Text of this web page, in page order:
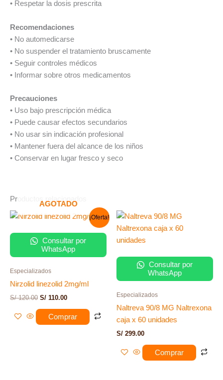
• Respetar la dosis prescrita
Recomendaciones
• No automedicarse
• No suspender el tratamiento bruscamente
• Seguir controles médicos
• Informar sobre otros medicamentos
Precauciones
• Uso bajo prescripción médica
• Puede causar efectos secundarios
• No usar sin indicación profesional
• Mantener fuera del alcance de los niños
• Conservar en lugar fresco y seco
Productos relacionados
¡Oferta!
AGOTADO
Consultar por
WhatsApp
Especializados
Nirzolid linezolid 2mg/ml
S/120.00
El
era:
S/ 120.00.
S/ 110.00
El
precio
es:
S/ 110.00.
Comprar
Consultar por
WhatsApp
Especializados
Naltreva 90/8 MG Naltrexona
caja x 60 unidades
S/ 299.00
Comprar